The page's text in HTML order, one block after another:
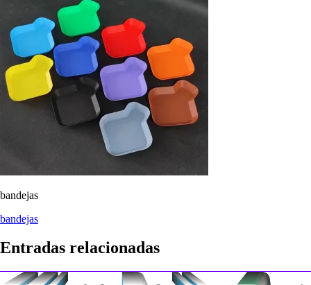
bandejas
Navegación
de
entradas
bandejas
Entradas relacionadas